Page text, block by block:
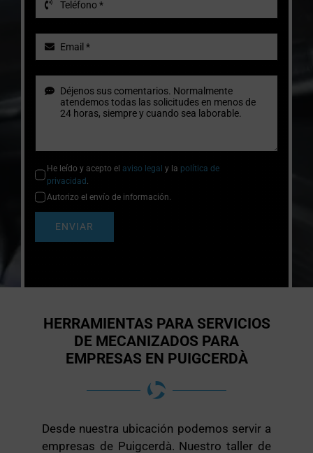
He leído y acepto el aviso legal y la política de
privacidad .
Autorizo el envío de información.
ENVIAR
HERRAMIENTAS PARA SERVICIOS
DE MECANIZADOS PARA
EMPRESAS EN PUIGCERDÀ
Desde nuestra ubicación podemos servir a
empresas de Puigcerdà. Nuestro taller de